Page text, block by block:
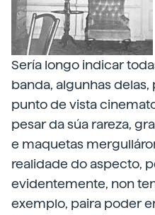
Sería longo indicar
banda, algunhas
punto de vista
pesar da súa rareza,
e maquetas
realidade do aspecto,
evidentemente, non
exemplo, paira poder